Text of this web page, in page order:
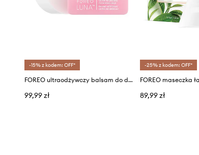
-15% z kodem: OFF*
FOREO ultraodżywczy balsam do demakijażu LUNA Ultra-Nourishing Cleansing Balm,15 ml
99,99 zł
-25% z kodem: OFF*
89,99 zł